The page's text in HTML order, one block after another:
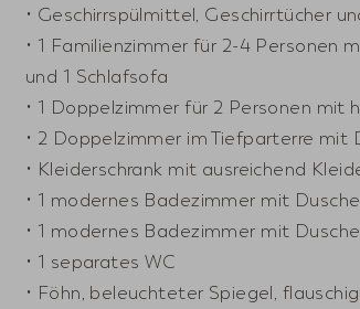
• Geschirrspülmittel, Geschirrtücher
• 1 Familienzimmer für 2-4
und 1 Schlafsofa
• 1 Doppelzimmer für 2 Personen
• 2 Doppelzimmer im Tiefparterre mit
• Kleiderschrank mit ausreichend
• 1 modernes Badezimmer mit
• 1 modernes Badezimmer mit Dusche
• 1 separates WC
• Föhn, beleuchteter Spiegel,